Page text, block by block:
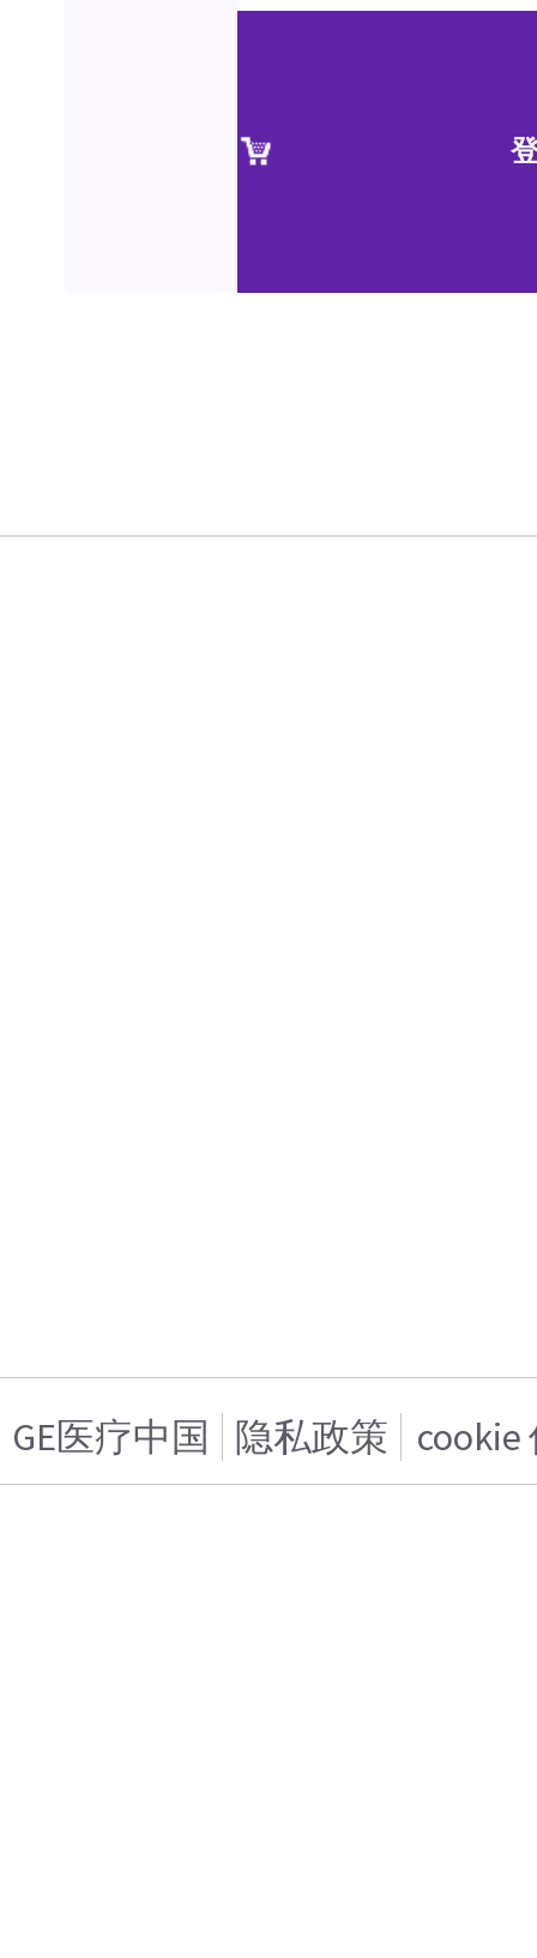
GE医疗中国 隐私政策 cookie